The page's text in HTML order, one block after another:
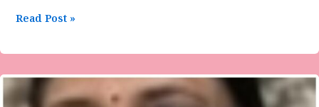
Read Post »
“ನಿಮ್ಮ